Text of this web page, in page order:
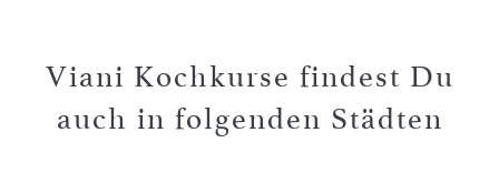
Viani Kochkurse findest Du
auch in folgenden Städten